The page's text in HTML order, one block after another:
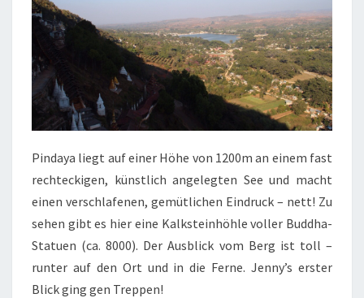
Pindaya liegt auf einer Höhe von 1200m an einem fast
rechteckigen, künstlich angelegten See und macht
einen verschlafenen, gemütlichen Eindruck – nett! Zu
sehen gibt es hier eine Kalksteinhöhle voller Buddha-
Statuen (ca. 8000). Der Ausblick vom Berg ist toll –
runter auf den Ort und in die Ferne. Jenny’s erster
Blick ging gen Treppen!